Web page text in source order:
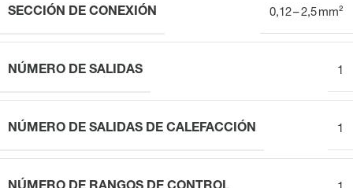
SECCIÓN DE CONEXIÓN 0,12 – 2,5 mm²
NÚMERO DE SALIDAS 1
NÚMERO DE SALIDAS DE CALEFACCIÓN 1